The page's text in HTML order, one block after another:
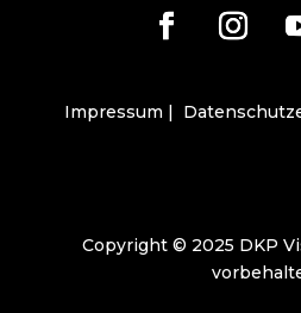
Impressum |
Copyright © 2025 DKP